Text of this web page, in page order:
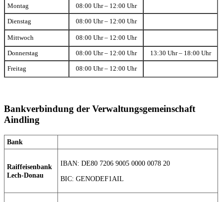
Montag 08:00 Uhr – 12:00 Uhr
Dienstag 08:00 Uhr – 12:00 Uhr
Mittwoch 08:00 Uhr – 12:00 Uhr
Donnerstag 08:00 Uhr – 12:00 Uhr 13:30 Uhr – 18:00 Uhr
Freitag 08:00 Uhr – 12:00 Uhr
Bankverbindung der Verwaltungsgemeinschaft
Aindling
Bank
Raiffeisenbank
Lech-Donau
IBAN: DE80 7206 9005 0000 0078 20
BIC: GENODEF1AIL